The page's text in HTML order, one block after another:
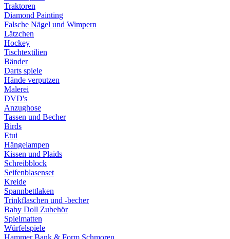
Traktoren
Diamond Painting
Falsche Nägel und Wimpern
Lätzchen
Hockey
Tischtextilien
Bänder
Darts spiele
Hände verputzen
Malerei
DVD's
Anzughose
Tassen und Becher
Birds
Etui
Hängelampen
Kissen und Plaids
Schreibblock
Seifenblasenset
Kreide
Spannbettlaken
Trinkflaschen und -becher
Baby Doll Zubehör
Spielmatten
Würfelspiele
Hammer Bank & Form Schmoren